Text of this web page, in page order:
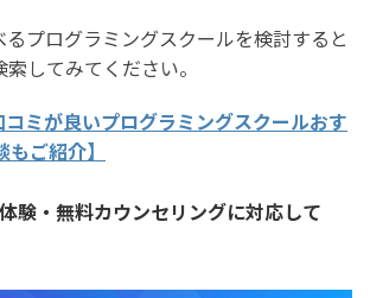
プログラミングスクールを検討すると
してみてください。
ミが良いプログラミングスクールおす
ご紹介】
験・無料カウンセリングに対応して